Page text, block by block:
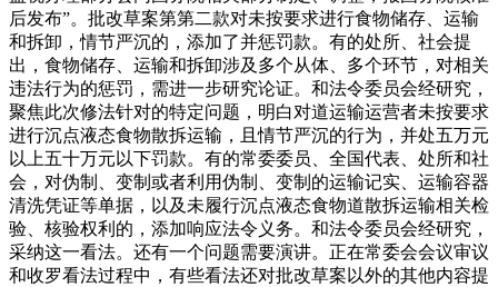
后发布”。批改草案第第二款对未按要求进行食物储存、运输
和拆卸，情节严沉的，添加了并惩罚款。有的处所、社会提
出，食物储存、运输和拆卸涉及多个从体、多个环节，对相关
违法行为的惩罚，需进一步研究论证。和法令委员会经研究，
聚焦此次修法针对的特定问题，明白对道运输运营者未按要求
进行沉点液态食物散拆运输，且情节严沉的行为，并处五万元
以上五十万元以下罚款。有的常委委员、全国代表、处所和社
会，对伪制、变制或者利用伪制、变制的运输记实、运输容器
清洗凭证等单据，以及未履行沉点液态食物道散拆运输相关检
验、核验权利的，添加响应法令义务。和法令委员会经研究，
采纳这一看法。还有一个问题需要演讲。正在常委会会议审议
和收罗看法过程中，有些看法还对批改草案以外的其他内容提